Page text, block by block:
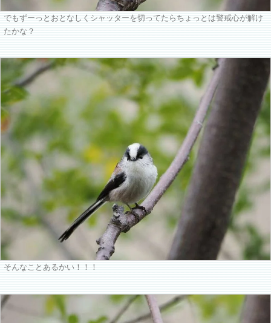
でもずーっとおとなしくシャッターを切ってたらちょっとは警戒心が解け
たかな？
そんなことあるかい！！！